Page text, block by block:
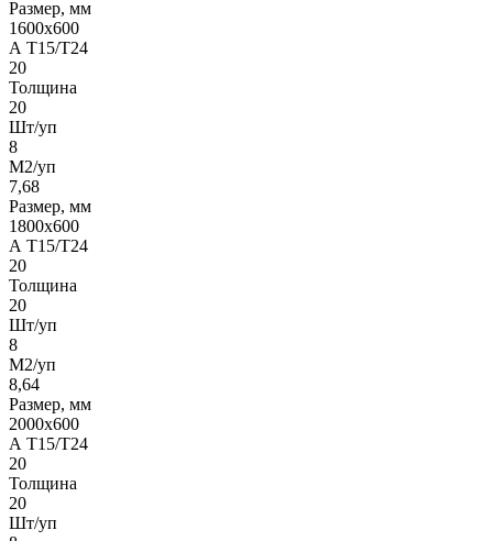
Размер, мм
1600х600
А Т15/Т24
20
Толщина
20
Шт/уп
8
М2/уп
7,68
Размер, мм
1800х600
А Т15/Т24
20
Толщина
20
Шт/уп
8
М2/уп
8,64
Размер, мм
2000х600
А Т15/Т24
20
Толщина
20
Шт/уп